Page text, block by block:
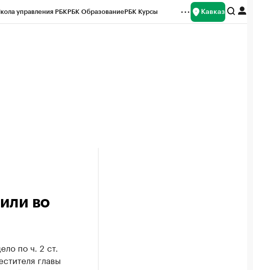
управления РБКРБК ОбразованиеРБК Курсы Кавказ
во
по ч. 2 ст.
главы